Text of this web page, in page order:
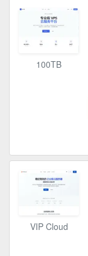
100TB
VIP Cloud